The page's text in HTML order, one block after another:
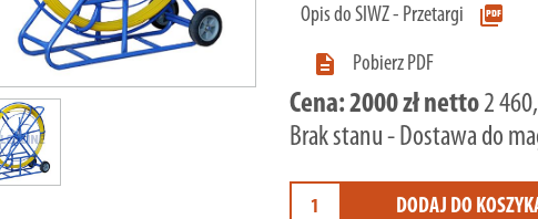
Opis do SIWZ - Przetargi picture_as_pdf

Pobierz PDF
Cena:2000 zł netto2
Brak stanu - Dostawa do
DODAJ DO